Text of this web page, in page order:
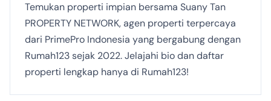
Temukan properti impian bersama Suany Tan
PROPERTY NETWORK, agen properti terpercaya
dari PrimePro Indonesia yang bergabung dengan
Rumah123 sejak 2022. Jelajahi bio dan daftar
properti lengkap hanya di Rumah123!